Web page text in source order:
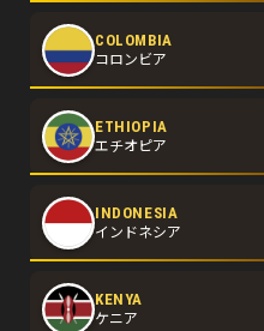
COLOMBIA
コロンビア
ETHIOPIA
エチオピア
INDONESIA
インドネシア
KENYA
ケニア